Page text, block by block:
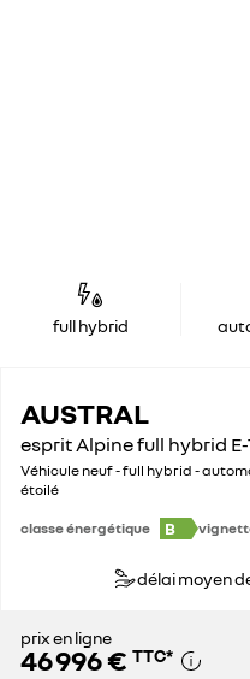
full hybrid
AUSTRAL
esprit Alpine full hybrid
Véhicule neuf - full hybrid -
étoilé
classe énergétique B
délai moyen
prix en ligne
46 996 € TTC*